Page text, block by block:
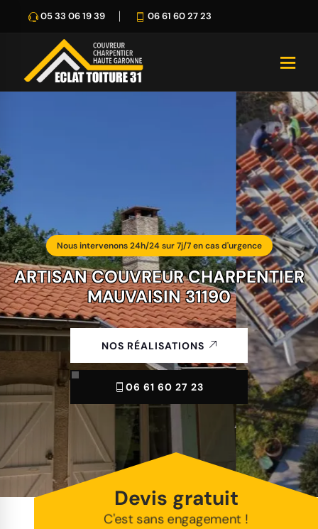
05 33 06 19 39 06 61 60 27 23
Nous intervenons 24h/24 sur 7j/7 en cas d'urgence
ARTISAN COUVREUR CHARPENTIER
MAUVAISIN 31190
NOS RÉALISATIONS
06 61 60 27 23
Devis gratuit
C'est sans engagement !